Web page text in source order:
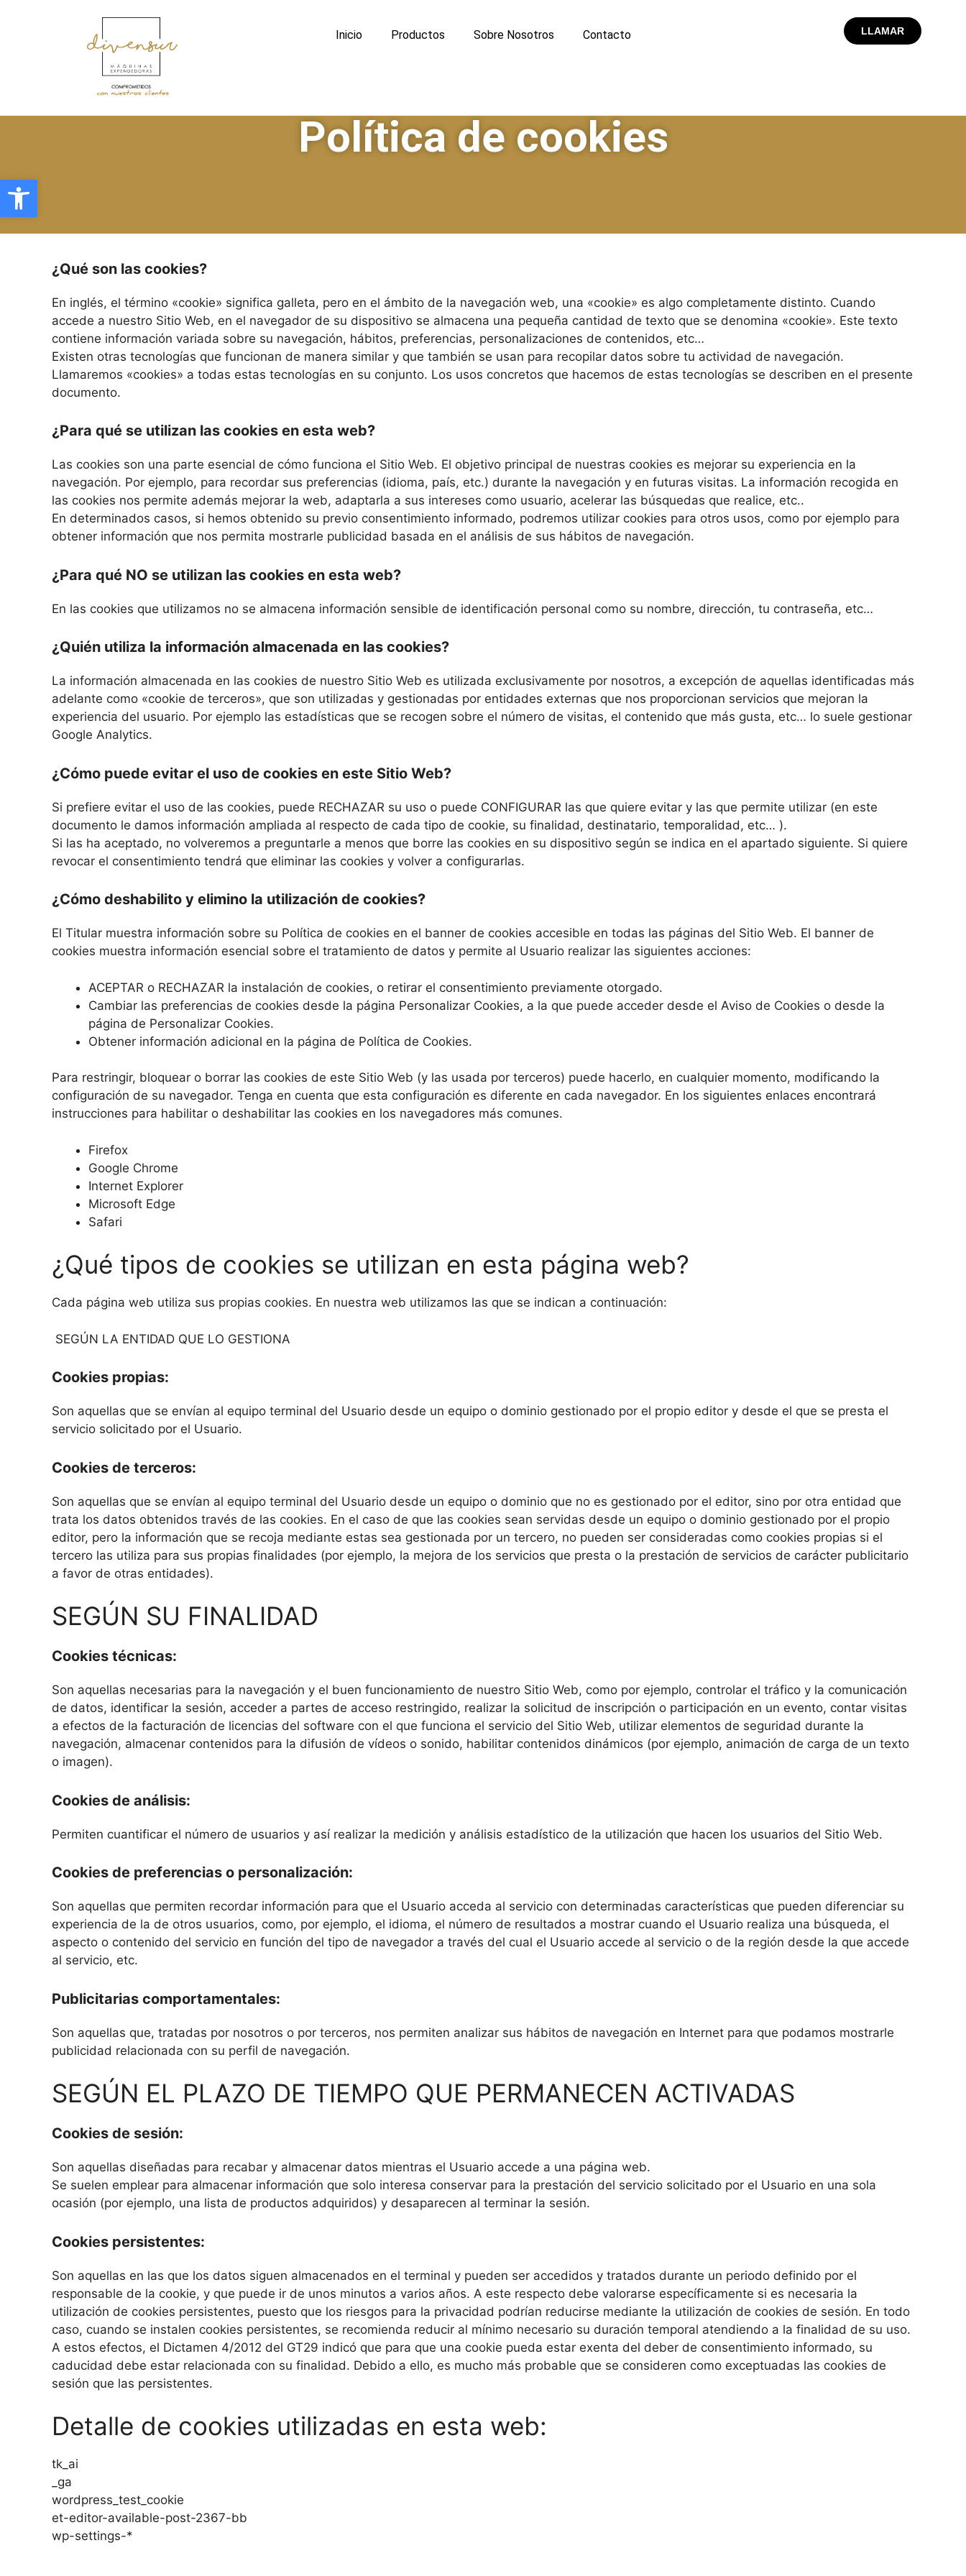
Abrir barra de herramientas
Inicio Productos Sobre Nosotros Contacto LLAMAR
Política de cookies
¿Qué son las cookies?
En inglés, el término «cookie» significa galleta, pero en el ámbito de la navegación web, una «cookie» es algo completamente distinto. Cuando
accede a nuestro Sitio Web, en el navegador de su dispositivo se almacena una pequeña cantidad de texto que se denomina «cookie». Este texto
contiene información variada sobre su navegación, hábitos, preferencias, personalizaciones de contenidos, etc…
Existen otras tecnologías que funcionan de manera similar y que también se usan para recopilar datos sobre tu actividad de navegación.
Llamaremos «cookies» a todas estas tecnologías en su conjunto. Los usos concretos que hacemos de estas tecnologías se describen en el presente
documento.
¿Para qué se utilizan las cookies en esta web?
Las cookies son una parte esencial de cómo funciona el Sitio Web. El objetivo principal de nuestras cookies es mejorar su experiencia en la
navegación. Por ejemplo, para recordar sus preferencias (idioma, país, etc.) durante la navegación y en futuras visitas. La información recogida en
las cookies nos permite además mejorar la web, adaptarla a sus intereses como usuario, acelerar las búsquedas que realice, etc..
En determinados casos, si hemos obtenido su previo consentimiento informado, podremos utilizar cookies para otros usos, como por ejemplo para
obtener información que nos permita mostrarle publicidad basada en el análisis de sus hábitos de navegación.
¿Para qué NO se utilizan las cookies en esta web?
En las cookies que utilizamos no se almacena información sensible de identificación personal como su nombre, dirección, tu contraseña, etc…
¿Quién utiliza la información almacenada en las cookies?
La información almacenada en las cookies de nuestro Sitio Web es utilizada exclusivamente por nosotros, a excepción de aquellas identificadas más
adelante como «cookie de terceros», que son utilizadas y gestionadas por entidades externas que nos proporcionan servicios que mejoran la
experiencia del usuario. Por ejemplo las estadísticas que se recogen sobre el número de visitas, el contenido que más gusta, etc… lo suele gestionar
Google Analytics.
¿Cómo puede evitar el uso de cookies en este Sitio Web?
Si prefiere evitar el uso de las cookies, puede RECHAZAR su uso o puede CONFIGURAR las que quiere evitar y las que permite utilizar (en este
documento le damos información ampliada al respecto de cada tipo de cookie, su finalidad, destinatario, temporalidad, etc… ).
Si las ha aceptado, no volveremos a preguntarle a menos que borre las cookies en su dispositivo según se indica en el apartado siguiente. Si quiere
revocar el consentimiento tendrá que eliminar las cookies y volver a configurarlas.
¿Cómo deshabilito y elimino la utilización de cookies?
El Titular muestra información sobre su Política de cookies en el banner de cookies accesible en todas las páginas del Sitio Web. El banner de
cookies muestra información esencial sobre el tratamiento de datos y permite al Usuario realizar las siguientes acciones:
ACEPTAR o RECHAZAR la instalación de cookies, o retirar el consentimiento previamente otorgado.
Cambiar las preferencias de cookies desde la página Personalizar Cookies, a la que puede acceder desde el Aviso de Cookies o desde la
página de Personalizar Cookies.
Obtener información adicional en la página de Política de Cookies.
Para restringir, bloquear o borrar las cookies de este Sitio Web (y las usada por terceros) puede hacerlo, en cualquier momento, modificando la
configuración de su navegador. Tenga en cuenta que esta configuración es diferente en cada navegador. En los siguientes enlaces encontrará
instrucciones para habilitar o deshabilitar las cookies en los navegadores más comunes.
Firefox
Google Chrome
Internet Explorer
Microsoft Edge
Safari
¿Qué tipos de cookies se utilizan en esta página web?
Cada página web utiliza sus propias cookies. En nuestra web utilizamos las que se indican a continuación:
SEGÚN LA ENTIDAD QUE LO GESTIONA
Cookies propias:
Son aquellas que se envían al equipo terminal del Usuario desde un equipo o dominio gestionado por el propio editor y desde el que se presta el
servicio solicitado por el Usuario.
Cookies de terceros:
Son aquellas que se envían al equipo terminal del Usuario desde un equipo o dominio que no es gestionado por el editor, sino por otra entidad que
trata los datos obtenidos través de las cookies. En el caso de que las cookies sean servidas desde un equipo o dominio gestionado por el propio
editor, pero la información que se recoja mediante estas sea gestionada por un tercero, no pueden ser consideradas como cookies propias si el
tercero las utiliza para sus propias finalidades (por ejemplo, la mejora de los servicios que presta o la prestación de servicios de carácter publicitario
a favor de otras entidades).
SEGÚN SU FINALIDAD
Cookies técnicas:
Son aquellas necesarias para la navegación y el buen funcionamiento de nuestro Sitio Web, como por ejemplo, controlar el tráfico y la comunicación
de datos, identificar la sesión, acceder a partes de acceso restringido, realizar la solicitud de inscripción o participación en un evento, contar visitas
a efectos de la facturación de licencias del software con el que funciona el servicio del Sitio Web, utilizar elementos de seguridad durante la
navegación, almacenar contenidos para la difusión de vídeos o sonido, habilitar contenidos dinámicos (por ejemplo, animación de carga de un texto
o imagen).
Cookies de análisis:
Permiten cuantificar el número de usuarios y así realizar la medición y análisis estadístico de la utilización que hacen los usuarios del Sitio Web.
Cookies de preferencias o personalización:
Son aquellas que permiten recordar información para que el Usuario acceda al servicio con determinadas características que pueden diferenciar su
experiencia de la de otros usuarios, como, por ejemplo, el idioma, el número de resultados a mostrar cuando el Usuario realiza una búsqueda, el
aspecto o contenido del servicio en función del tipo de navegador a través del cual el Usuario accede al servicio o de la región desde la que accede
al servicio, etc.
Publicitarias comportamentales:
Son aquellas que, tratadas por nosotros o por terceros, nos permiten analizar sus hábitos de navegación en Internet para que podamos mostrarle
publicidad relacionada con su perfil de navegación.
SEGÚN EL PLAZO DE TIEMPO QUE PERMANECEN ACTIVADAS
Cookies de sesión:
Son aquellas diseñadas para recabar y almacenar datos mientras el Usuario accede a una página web.
Se suelen emplear para almacenar información que solo interesa conservar para la prestación del servicio solicitado por el Usuario en una sola
ocasión (por ejemplo, una lista de productos adquiridos) y desaparecen al terminar la sesión.
Cookies persistentes:
Son aquellas en las que los datos siguen almacenados en el terminal y pueden ser accedidos y tratados durante un periodo definido por el
responsable de la cookie, y que puede ir de unos minutos a varios años. A este respecto debe valorarse específicamente si es necesaria la
utilización de cookies persistentes, puesto que los riesgos para la privacidad podrían reducirse mediante la utilización de cookies de sesión. En todo
caso, cuando se instalen cookies persistentes, se recomienda reducir al mínimo necesario su duración temporal atendiendo a la finalidad de su uso.
A estos efectos, el Dictamen 4/2012 del GT29 indicó que para que una cookie pueda estar exenta del deber de consentimiento informado, su
caducidad debe estar relacionada con su finalidad. Debido a ello, es mucho más probable que se consideren como exceptuadas las cookies de
sesión que las persistentes.
Detalle de cookies utilizadas en esta web:
tk_ai
_ga
wordpress_test_cookie
et-editor-available-post-2367-bb
wp-settings-*